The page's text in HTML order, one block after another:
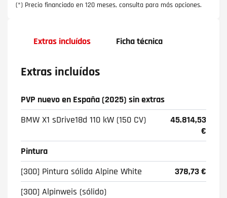
(*) Precio financiado en 120 meses, consulta para más opciones.
Extras incluídos Ficha técnica
Extras incluídos
PVP nuevo en España (2025) sin extras
BMW X1 sDrive18d 110 kW (150 CV)
45.814,53
€
Pintura
[300] Pintura sólida Alpine White
378,73 €
[300] Alpinweis (sólido)